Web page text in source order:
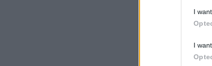
I
I